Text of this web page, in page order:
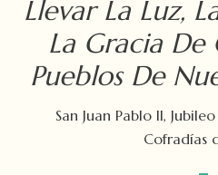
Llevar La Luz,
La Gracia De
Pueblos De
San Juan Pablo II,
Cofradías